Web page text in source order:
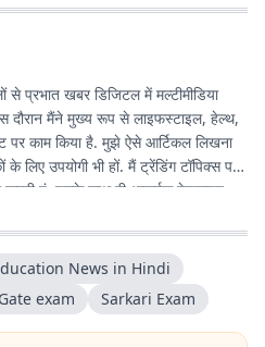
से प्रभात खबर डिजिटल में मल्टीमीडिया
दौरान मैंने मुख्य रूप से लाइफस्टाइल, हेल्थ,
काम किया है. मुझे ऐसे आर्टिकल लिखना
लिए उपयोगी भी हों. मैं ट्रेंडिंग टॉपिक्स पर
हूं. इसके साथ ही आकर्षक हेडलाइन
ऑडियंस की पसंद के अनुसार कंटेंट तैयार
रहा है. मैं हमेशा नई चीजें सीखने और अपने
मेरा उद्देश्य ऐसा कंटेंट तैयार करना है जो
तरीके से पहुंचाए.
News in Hindi
Gate exam Sarkari Exam